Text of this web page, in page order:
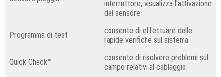
interruttore; visualizza l'attivazione
del sensore
Programma di test
consente di effettuare delle
rapide verifiche sul sistema
Quick Check™
consente di risolvere problemi sul
campo relativi al cablaggio